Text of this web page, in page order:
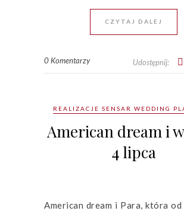
CZYTAJ DALEJ
0 Komentarzy Udostępnij:
REALIZACJE SENSAR WEDDING
American dream i
4 lipca
American dream i Para, która od